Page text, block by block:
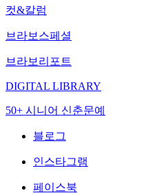
컷&칼럼
브라보스페셜
브라보리포트
DIGITAL LIBRARY
50+ 시니어 신춘문예
블로그
인스타그램
페이스북